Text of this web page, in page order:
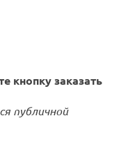
кнопку заказать
публичной